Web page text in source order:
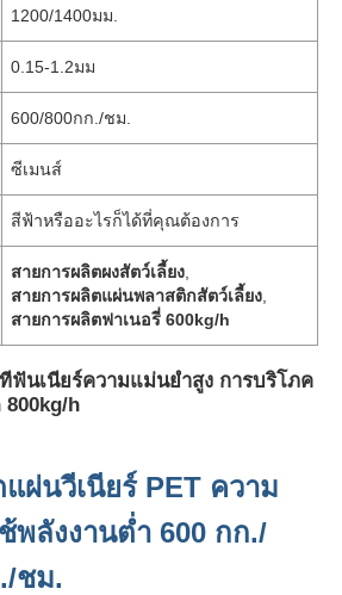
1200/1400มม.
0.15-1.2มม
600/800กก./ชม.
ซีเมนส์
สีฟ้าหรืออะไรก็ได้ที่คุณต้องการ
สายการผลิตผงสัตว์เลี้ยง
สายการผลิตแผ่นพลาสติกสัตว์เลี้ยง
สายการผลิตฟาเนอรี่ 600kg/h
ฟันเนียร์ความแม่นยําสูง การบริโภค
800kg/h
ผ่นวีเนียร์ PET ความ
พลังงานต่ำ 600 กก./
ชม.